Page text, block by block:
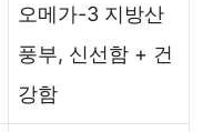
오메가-3 지방산
풍부, 신선함 + 건
강함